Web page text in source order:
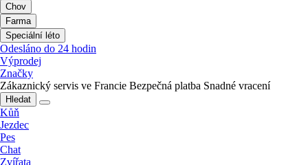
Chov
Farma
Speciální léto
Odesláno do 24 hodin
Výprodej
Značky
Zákaznický servis ve Francie Bezpečná platba Snadné vracení
Hledat
Kůň
Jezdec
Pes
Chat
Zvířata